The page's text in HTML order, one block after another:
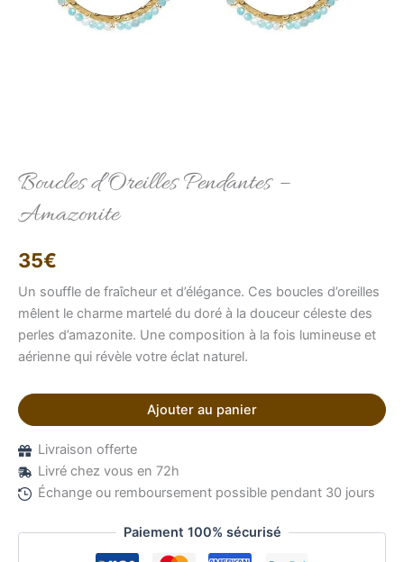
Boucles d’Oreilles Pendantes –
Amazonite
35€
Un souffle de fraîcheur et d’élégance. Ces boucles d’oreilles
mêlent le charme martelé du doré à la douceur céleste des
perles d’amazonite. Une composition à la fois lumineuse et
aérienne qui révèle votre éclat naturel.
Ajouter au panier
Livraison offerte
Livré chez vous en 72h
Échange ou remboursement possible pendant 30 jours
Paiement 100% sécurisé
Bonjour, je suis Élise, votre conseillère virtuelle.